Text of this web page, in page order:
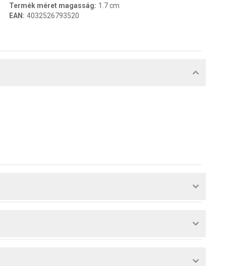
Termék méret magasság: 1.7 cm
EAN : 4032526793520